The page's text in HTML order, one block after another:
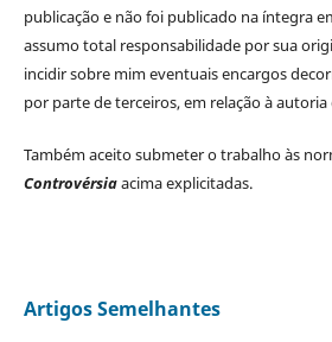
publicação e não foi publicado na íntegra
assumo total responsabilidade por sua
incidir sobre mim eventuais encargos
por parte de terceiros, em relação à
Também aceito submeter o trabalho às
Controvérsiaacima explicitadas.
Artigos Semelhantes